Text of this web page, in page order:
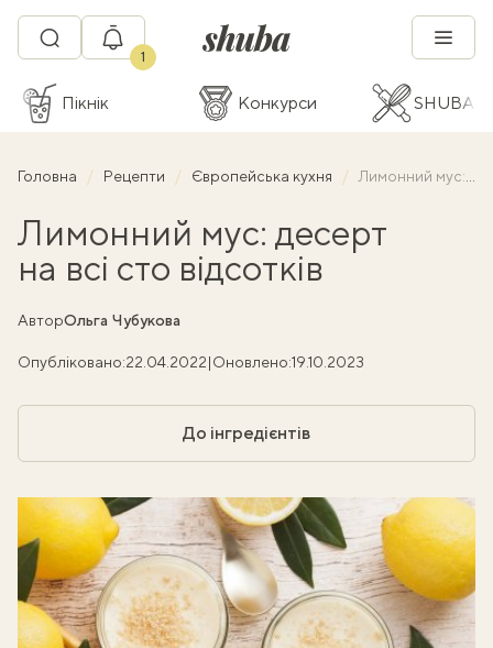
1
Пікнік Конкурси SHUBA
Головна Рецепти Європейська кухня Лимонний мус: десерт на всі сто відсотків
Лимонний мус: десерт
на всі сто відсотків
АвторОльга Чубукова
Опубліковано:22.04.2022|Оновлено:19.10.2023
До інгредієнтів